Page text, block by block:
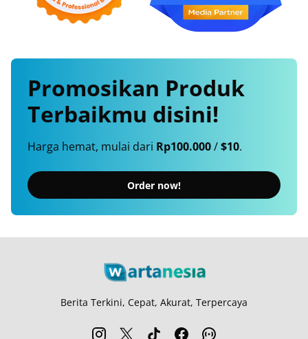
Promosikan Produk
Terbaikmu disini!
Harga hemat, mulai dari Rp100.000/$10.
Order now!
Berita Terkini, Cepat, Akurat, Terpercaya